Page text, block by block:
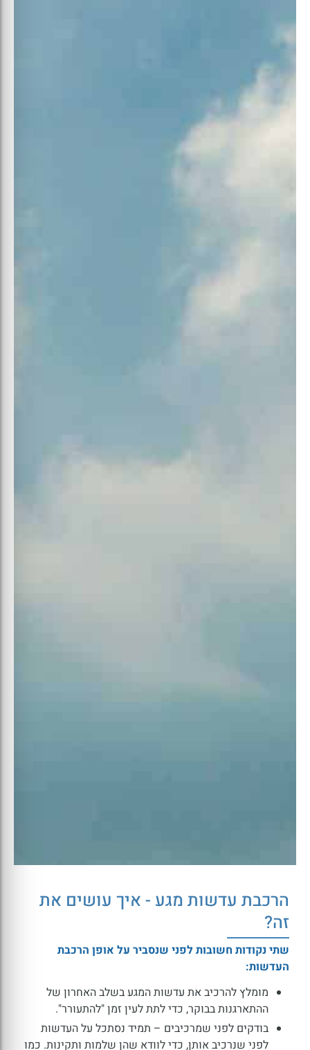
הרכבת עדשות מגע - איך עושים את
זה?
שתי נקודות חשובות לפני שנסביר על אופן הרכבת
העדשות:
מומלץ להרכיב את עדשות המגע בשלב האחרון של
ההתארגנות בבוקר, כדי לתת לעין זמן "להתעורר".
בודקים לפני שמרכיבים – תמיד נסתכל על העדשות
לפני שנרכיב אותן, כדי לוודא שהן שלמות ותקינות. כמו